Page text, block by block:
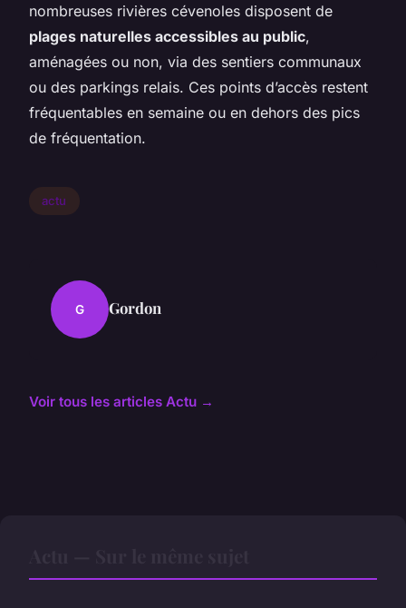
nombreuses rivières cévenoles disposent de
plages naturelles accessibles au public,
aménagées ou non, via des sentiers communaux
ou des parkings relais. Ces points d’accès restent
fréquentables en semaine ou en dehors des pics
de fréquentation.
actu
G Gordon
Voir tous les articles Actu →